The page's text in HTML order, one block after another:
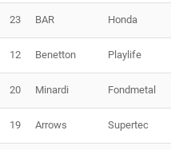
23 BAR Honda
12 Benetton Playlife
20 Minardi Fondmetal
19 Arrows Supertec